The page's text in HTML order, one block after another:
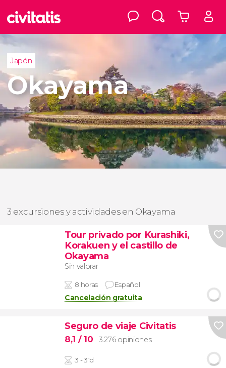
Japón
Okayama
3 excursiones y actividades en Okayama
Tour privado por Kurashiki,
Korakuen y el castillo de
Okayama
Sin valorar
8 horas Español
Cancelación gratuita
Seguro de viaje Civitatis
8,1 / 10 3.276 opiniones
3 - 31d